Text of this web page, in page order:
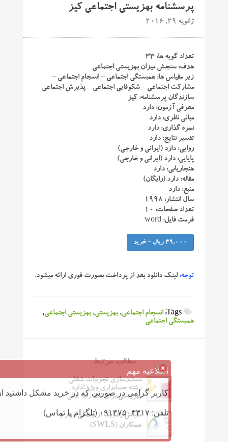
پرسشنامه بهزیستی اجتماعی کیز
ژانویه 29, 2016
تعداد گویه ها: ۳۳
هدف: سنجش میزان بهزیستی اجتماعی
زیر مقیاس ها: همبستگی اجتماعی – انسجام اجتماعی –
مشارکت اجتماعی – شکوفایی اجتماعی – پذیرش اجتماعی
سازندگان پرسشنامه: کیز
معرفی آزمون: دارد
مبانی نظری: دارد
نمره گذاری: دارد
تفسیر نتایج: دارد
روایی: دارد (ایرانی و خارجی)
پایایی: دارد (ایرانی و خارجی)
هنجاریابی: دارد
مقاله: دارد (رایگان)
منبع: دارد
سال انتشار: ۱۹۹۸
تعداد صفحات: ۱۰
فرمت فایل: word
49,000 ریال – خرید
توجه: لینک دانلود بعد از پرداخت بصورت فوری ارائه میشود.
Tags: انسجام اجتماعی,بهزیستی,بهزیستی اجتماعی,
همبستگی اجتماعی
مطالب مرتبط
مستندسازی تجربیات شغلی
رشته حسابداری ویژه اداره
بهزیستی برای اخذ رتبه عالی
مقیاس رضایت از زندگی دینر و
همکاران (SWLS)
اطلاعیه مهم
کاربر گرامی در صورتی که در خرید مشکل داشتید
تلفن: ۰۹۱۴۷۵۰۳۳۱۷ (تلگرام یا تماس)